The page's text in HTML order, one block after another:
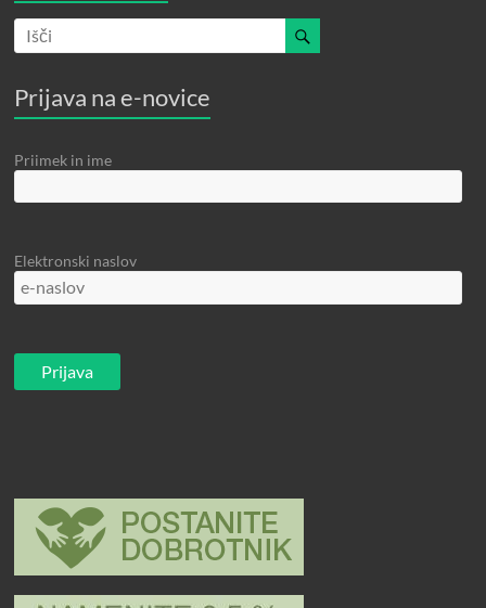
Prijava na e-novice
Priimek in ime
Elektronski naslov